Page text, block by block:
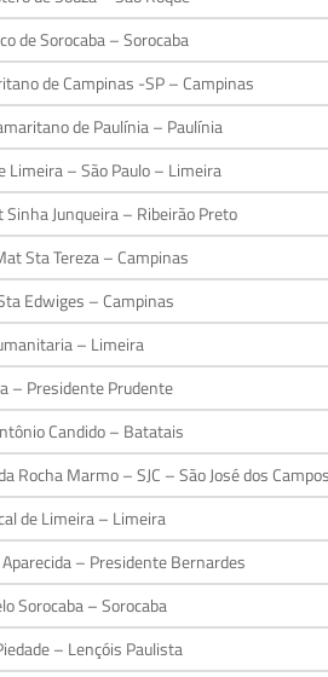
de Sorocaba – Sorocaba
de Campinas -SP – Campinas
de Paulínia – Paulínia
Limeira – São Paulo – Limeira
Sinha Junqueira – Ribeirão Preto
Sta Tereza – Campinas
Edwiges – Campinas
– Limeira
– Presidente Prudente
Candido – Batatais
Rocha Marmo – SJC – São José dos
de Limeira – Limeira
– Presidente Bernardes
Sorocaba – Sorocaba
– Lençóis Paulista